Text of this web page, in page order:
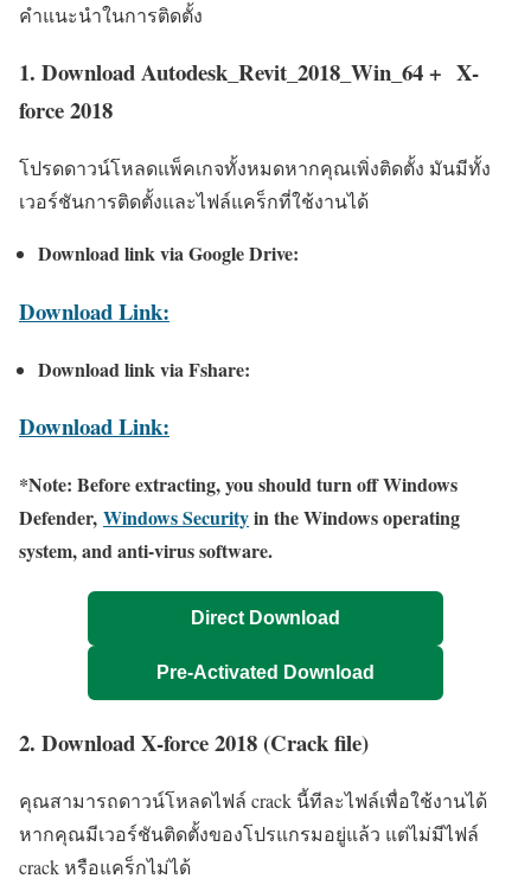
คำแนะนำในการติดตั้ง
1. Download Autodesk_Revit_2018_Win_64 + X-
force 2018
โปรดดาวน์โหลดแพ็คเกจทั้งหมดหากคุณเพิ่งติดตั้ง มันมีทั้ง
เวอร์ชันการติดตั้งและไฟล์แคร็กที่ใช้งานได้
Download link via Google Drive:
Download Link:
Download link via Fshare:
Download Link:
*Note: Before extracting, you should turn off Windows
Defender, Windows Securityin the Windows operating
system, and anti-virus software.
Direct Download
Pre-Activated Download
2. Download X-force 2018 (Crack file)
คุณสามารถดาวน์โหลดไฟล์ crack นี้ทีละไฟล์เพื่อใช้งานได้
หากคุณมีเวอร์ชันติดตั้งของโปรแกรมอยู่แล้ว แต่ไม่มีไฟล์
crack หรือแคร็กไม่ได้